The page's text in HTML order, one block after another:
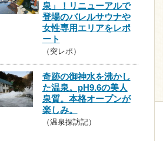
泉」！リニューアルで
登場のバレルサウナや
女性専用エリアをレポ
ート
（突レポ）
奇跡の御神水を沸かし
た温泉。pH9.6の美人
泉質。本格オープンが
楽しみ。
（温泉探訪記）